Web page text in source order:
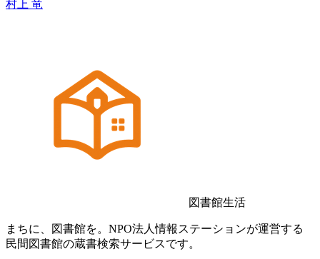
村上 竜
図書館生活
まちに、図書館を。NPO法人情報ステーションが運営する
民間図書館の蔵書検索サービスです。